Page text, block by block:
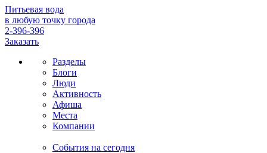
Питьевая вода
в любую точку города
2-396-396
Заказать
Разделы
Блоги
Люди
Активность
Афиша
Места
Компании
События на сегодня